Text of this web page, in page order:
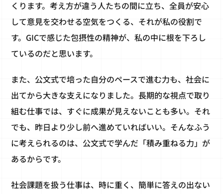
くります。考え方が違う人たちの間に立ち、全員が安心
して意見を交わせる空気をつくる、それが私の役割で
す。GICで感じた包摂性の精神が、私の中に根を下ろし
ているのだと思います。
また、公文式で培った自分のペースで進む力も、社会に
出てから大きな支えになりました。長期的な視点で取り
組む仕事では、すぐに成果が見えないことも多い。それ
でも、昨日より少し前へ進めていればいい。そんなふう
に考えられるのは、公文式で学んだ「積み重ねる力」が
あるからです。
社会課題を扱う仕事は、時に重く、簡単に答えの出ない